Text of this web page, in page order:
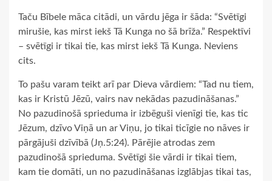
Taču Bībele māca citādi, un vārdu jēga ir šāda: “Svētīgi
mirušie, kas mirst iekš Tā Kunga no šā brīža.” Respektīvi
– svētīgi ir tikai tie, kas mirst iekš Tā Kunga. Neviens
cits.
To pašu varam teikt arī par Dieva vārdiem: “Tad nu tiem,
kas ir Kristū Jēzū, vairs nav nekādas pazudināšanas.”
No pazudinošā sprieduma ir izbēguši vienīgi tie, kas tic
Jēzum, dzīvo Viņā un ar Viņu, jo tikai ticīgie no nāves ir
pārgājuši dzīvībā (Jņ.5:24). Pārējie atrodas zem
pazudinošā sprieduma. Svētīgi šie vārdi ir tikai tiem,
kam tie domāti, un no pazudināšanas izglābjas tikai tas,